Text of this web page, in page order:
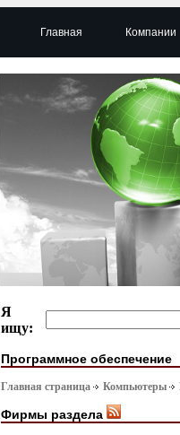
Главная Компании
Я
ищу:
Программное обеспечение
Главная страница Компьютеры
Фирмы раздела